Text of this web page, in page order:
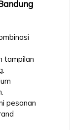
tampilan
pesanan